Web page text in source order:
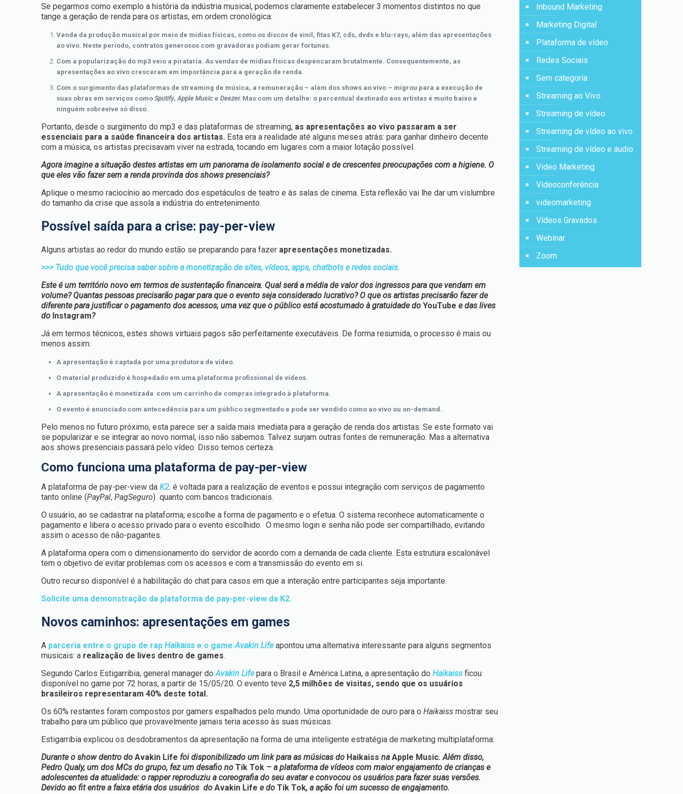
Se pegarmos como exemplo a história da indústria musical, podemos claramente estabelecer 3 momentos distintos no que
tange a geração de renda para os artistas, em ordem cronológica:
Venda da produção musical por meio de mídias físicas, como os discos de vinil, fitas K7, cds, dvds e blu-rays, além das apresentações
ao vivo. Neste período, contratos generosos com gravadoras podiam gerar fortunas.
Com a popularização do mp3 veio a pirataria. As vendas de mídias físicas despencaram brutalmente. Consequentemente, as
apresentações ao vivo cresceram em importância para a geração de renda.
Com o surgimento das plataformas de streaming de música, a remuneração – além dos shows ao vivo – migrou para a execução de
suas obras em serviços comoSpotify,Apple Music eDeezer. Mas com um detalhe: o percentual destinado aos artistas é muito baixo e
ninguém sobrevive só disso.
Portanto, desde o surgimento do mp3 e das plataformas de streaming, as apresentações ao vivo passaram a ser
essenciais para a saúde financeira dos artistas. Esta era a realidade até alguns meses atrás: para ganhar dinheiro decente
com a música, os artistas precisavam viver na estrada, tocando em lugares com a maior lotação possível.
Agora imagine a situação destes artistas em um panorama de isolamento social e de crescentes preocupações com a higiene. O
que eles vão fazer sem a renda provinda dos shows presenciais?
Aplique o mesmo raciocínio ao mercado dos espetáculos de teatro e às salas de cinema. Esta reflexão vai lhe dar um vislumbre
do tamanho da crise que assola a indústria do entretenimento.
Possível saída para a crise: pay-per-view
Alguns artistas ao redor do mundo estão se preparando para fazer apresentações monetizadas.
>>> Tudo que você precisa saber sobre a monetização de sites, vídeos, apps, chatbots e redes sociais.
Este é um território novo em termos de sustentação financeira. Qual será a média de valor dos ingressos para que vendam em
volume? Quantas pessoas precisarão pagar para que o evento seja considerado lucrativo? O que os artistas precisarão fazer de
diferente para justificar o pagamento dos acessos, uma vez que o público está acostumado à gratuidade doYouTubee das lives
do Instagram?
Já em termos técnicos, estes shows virtuais pagos são perfeitamente executáveis. De forma resumida, o processo é mais ou
menos assim:
A apresentação é captada por uma produtora de vídeo.
O material produzido é hospedado em uma plataforma profissional de vídeos.
A apresentação é monetizada com um carrinho de compras integrado à plataforma.
O evento é anunciado com antecedência para um público segmentado e pode ser vendido como ao vivo ou on-demand.
Pelo menos no futuro próximo, esta parece ser a saída mais imediata para a geração de renda dos artistas. Se este formato vai
se popularizar e se integrar ao novo normal, isso não sabemos. Talvez surjam outras fontes de remuneração. Mas a alternativa
aos shows presenciais passará pelo vídeo. Disso temos certeza.
Como funciona uma plataforma de pay-per-view
A plataforma de pay-per-view daK2. é voltada para a realização de eventos e possui integração com serviços de pagamento
tanto online (PayPal,PagSeguro) quanto com bancos tradicionais.
O usuário, ao se cadastrar na plataforma, escolhe a forma de pagamento e o efetua. O sistema reconhece automaticamente o
pagamento e libera o acesso privado para o evento escolhido. O mesmo login e senha não pode ser compartilhado, evitando
assim o acesso de não-pagantes.
A plataforma opera com o dimensionamento do servidor de acordo com a demanda de cada cliente. Esta estrutura escalonável
tem o objetivo de evitar problemas com os acessos e com a transmissão do evento em si.
Outro recurso disponível é a habilitação do chat para casos em que a interação entre participantes seja importante.
Solicite uma demonstração da plataforma de pay-per-view da K2.
Novos caminhos: apresentações em games
A parceria entre o grupo de rapHaikaiss e o gameAvakin Lifeapontou uma alternativa interessante para alguns segmentos
musicais: a realização de lives dentro de games.
Segundo Carlos Estigarribia, general manager doAvakin Life para o Brasil e América Latina, a apresentação doHaikaiss ficou
disponível no game por 72 horas, a partir de 15/05/20. O evento teve 2,5 milhões de visitas, sendo que os usuários
brasileiros representaram 40% deste total.
Os 60% restantes foram compostos por gamers espalhados pelo mundo. Uma oportunidade de ouro para oHaikaiss mostrar seu
trabalho para um público que provavelmente jamais teria acesso às suas músicas.
Estigarribia explicou os desdobramentos da apresentação na forma de uma inteligente estratégia de marketing multiplataforma:
Durante o show dentro doAvakin Life foi disponibilizado um link para as músicas do Haikaiss naApple Music. Além disso,
Pedro Qualy, um dos MCs do grupo, fez um desafio noTik Tok – a plataforma de vídeos com maior engajamento de crianças e
adolescentes da atualidade: o rapper reproduziu a coreografia do seu avatar e convocou os usuários para fazer suas versões.
Devido ao fit entre a faixa etária dos usuários doAvakin Life e doTik Tok, a ação foi um sucesso de engajamento.
Inbound Marketing
Marketing Digital
Plataforma de vídeo
Redes Sociais
Sem categoria
Streaming ao Vivo
Streaming de vídeo
Streaming de vídeo ao vivo
Streaming de vídeo e áudio
Video Marketing
Videoconferência
videomarketing
Vídeos Gravados
Webinar
Zoom